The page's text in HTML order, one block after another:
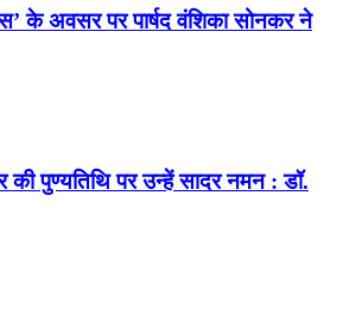
के अवसर पर पार्षद वंशिका सोनकर ने
की पुण्यतिथि पर उन्हें सादर नमन : डॉ.